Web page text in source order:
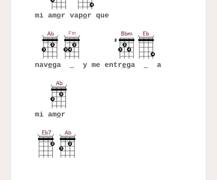
mi amor vapor que
navega y me entrega a
mi amor